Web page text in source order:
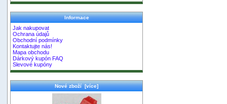
Informace
Jak nakupovat
Ochrana údajů
Obchodní podmínky
Kontaktujte nás!
Mapa obchodu
Dárkový kupón FAQ
Slevové kupóny
Nové zboží [více]